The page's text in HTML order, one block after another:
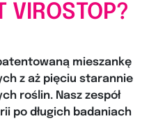
VIROSTOP?
mieszankę
z aż pięciu starannie
roślin. Nasz zespół
po długich badaniach